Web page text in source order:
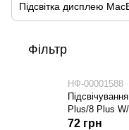
Підсвітка дисплею
Фільтр
НФ-00001588
Plus/8 Plus
72 грн